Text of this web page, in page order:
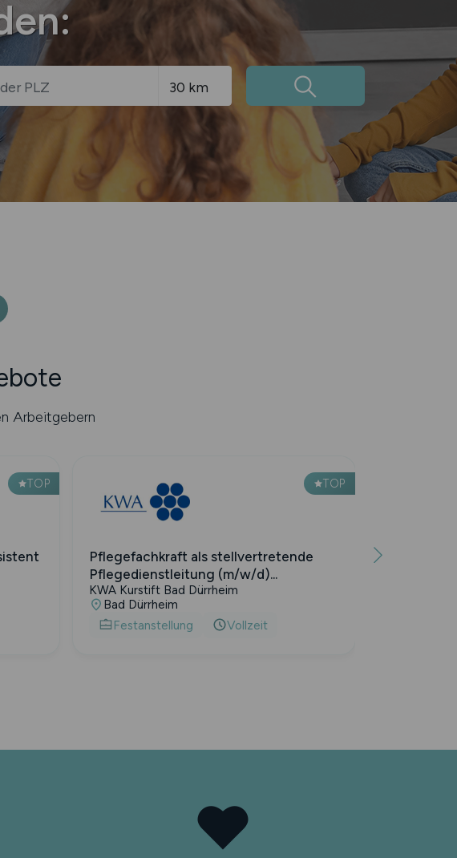
Arbeitgebern
TOP TOP
Pflegefachkraft als stellvertretende
Pflegedienstleitung (m/w/d)...
KWA Kurstift Bad Dürrheim
Bad Dürrheim
Festanstellung
Vollzeit